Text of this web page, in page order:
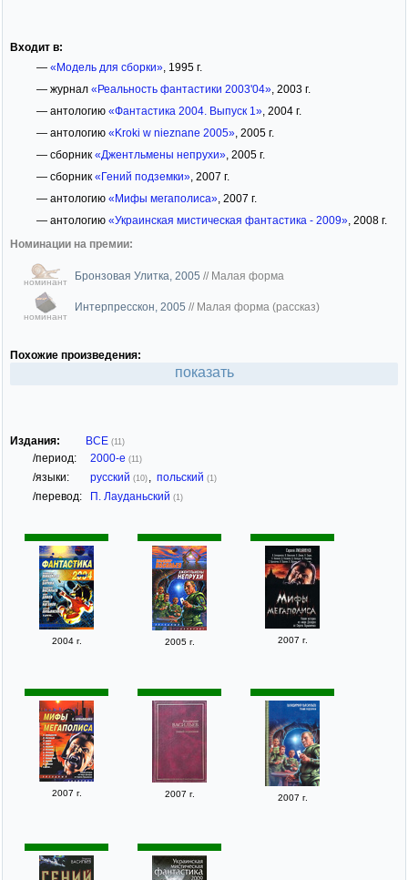
Входит в:
— «Модель для сборки», 1995 г.
— журнал «Реальность фантастики 2003'04», 2003 г.
— антологию «Фантастика 2004. Выпуск 1», 2004 г.
— антологию «Kroki w nieznane 2005», 2005 г.
— сборник «Джентльмены непрухи», 2005 г.
— сборник «Гений подземки», 2007 г.
— антологию «Мифы мегаполиса», 2007 г.
— антологию «Украинская мистическая фантастика - 2009», 2008 г.
Номинации на премии:
номинант Бронзовая Улитка, 2005 // Малая форма
номинант
Интерпресскон, 2005 // Малая форма (рассказ)
Похожие произведения:
показать
Издания: ВСЕ (11)
/период: 2000-е (11)
/языки: русский (10) , польский (1)
/перевод: П. Лауданьский (1)
2004 г. 2005 г. 2007 г.
2007 г. 2007 г. 2007 г.